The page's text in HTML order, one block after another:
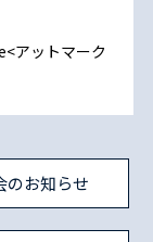
アットマーク
のお知らせ